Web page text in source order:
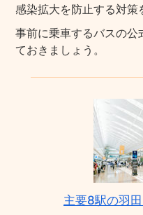
感染拡大を防止する対策
事前に乗車するバスの公
ておきましょう。
主要8駅の羽